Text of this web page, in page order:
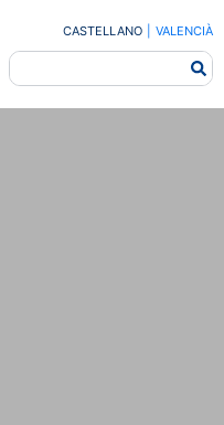
CASTELLANO VALENCIÀ